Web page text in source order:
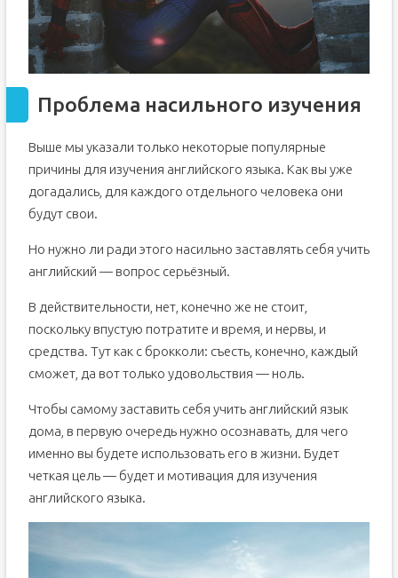
Проблема насильного изучения
Выше мы указали только некоторые популярные
причины для изучения английского языка. Как вы уже
догадались, для каждого отдельного человека они
будут свои.
Но нужно ли ради этого насильно заставлять себя учить
английский — вопрос серьёзный.
В действительности, нет, конечно же не стоит,
поскольку впустую потратите и время, и нервы, и
средства. Тут как с брокколи: съесть, конечно, каждый
сможет, да вот только удовольствия — ноль.
Чтобы самому заставить себя учить английский язык
дома, в первую очередь нужно осознавать, для чего
именно вы будете использовать его в жизни. Будет
четкая цель — будет и мотивация для изучения
английского языка.